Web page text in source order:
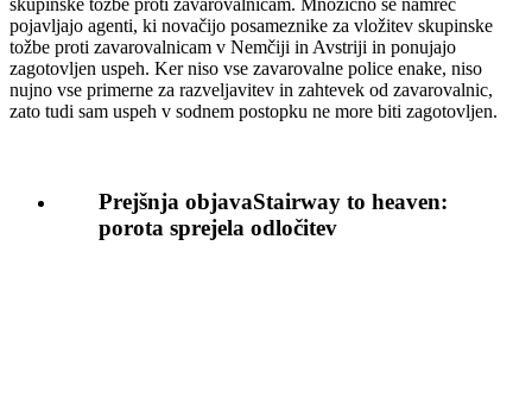
pojavljajo agenti, ki novačijo posameznike za vložitev skupinske
tožbe proti zavarovalnicam v Nemčiji in Avstriji in ponujajo
zagotovljen uspeh. Ker niso vse zavarovalne police enake, niso
nujno vse primerne za razveljavitev in zahtevek od zavarovalnic,
zato tudi sam uspeh v sodnem postopku ne more biti zagotovljen.
Prejšnja objavaStairway to heaven:
porota sprejela odločitev